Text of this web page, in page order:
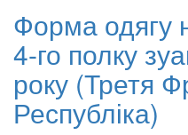
Форма одягу
4-го полку
року (Третя
Республіка)